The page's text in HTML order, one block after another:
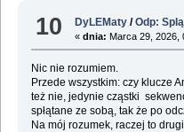
10 DyLEMaty /Odp:
«dnia: Marca 29, 2026,
Nic nie rozumiem.
Przede wszystkim: czy klucze
też nie, jedynie cząstki
spłątane ze sobą, tak że po
Na mój rozumek, raczej to